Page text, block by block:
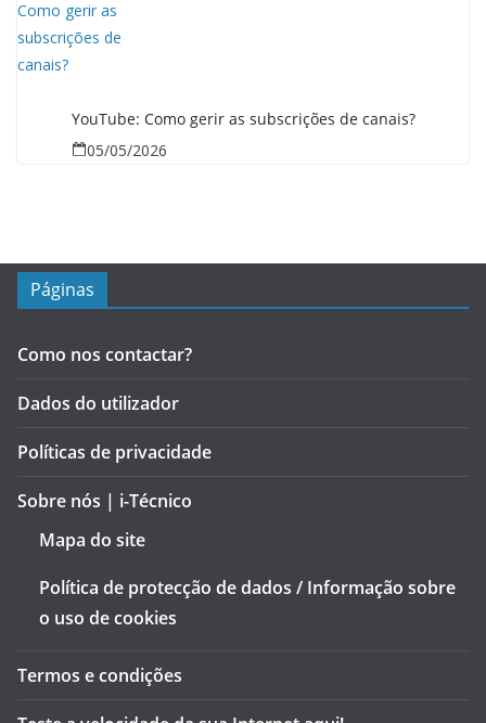
YouTube: Como gerir as subscrições de canais?
05/05/2026
Páginas
Como nos contactar?
Dados do utilizador
Políticas de privacidade
Sobre nós | i-Técnico
Mapa do site
Política de protecção de dados / Informação sobre
o uso de cookies
Termos e condições